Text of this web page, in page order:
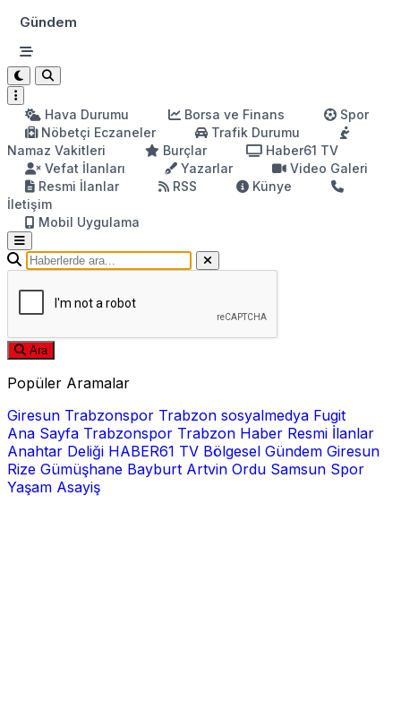
Gündem
Hava Durumu Borsa ve Finans
Spor
Nöbetçi Eczaneler
Trafik Durumu
Namaz Vakitleri
Burçlar
Haber61 TV
Vefat İlanları
Yazarlar
Video Galeri
Resmi İlanlar
RSS
Künye
İletişim
Mobil Uygulama
Ara
Popüler Aramalar
Giresun Trabzonspor Trabzon sosyalmedya Fugit
Ana Sayfa Trabzonspor Trabzon Haber Resmi İlanlar
Anahtar Deliği HABER61 TV Bölgesel Gündem Giresun
Rize Gümüşhane Bayburt Artvin Ordu Samsun Spor
Yaşam Asayiş